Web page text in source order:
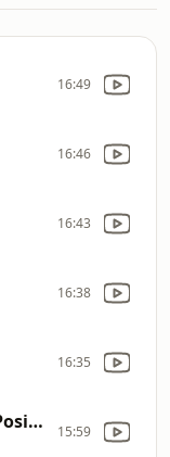
16:49
16:46
16:43
16:38
16:35
Volta De Break Energia Positiva 15:59